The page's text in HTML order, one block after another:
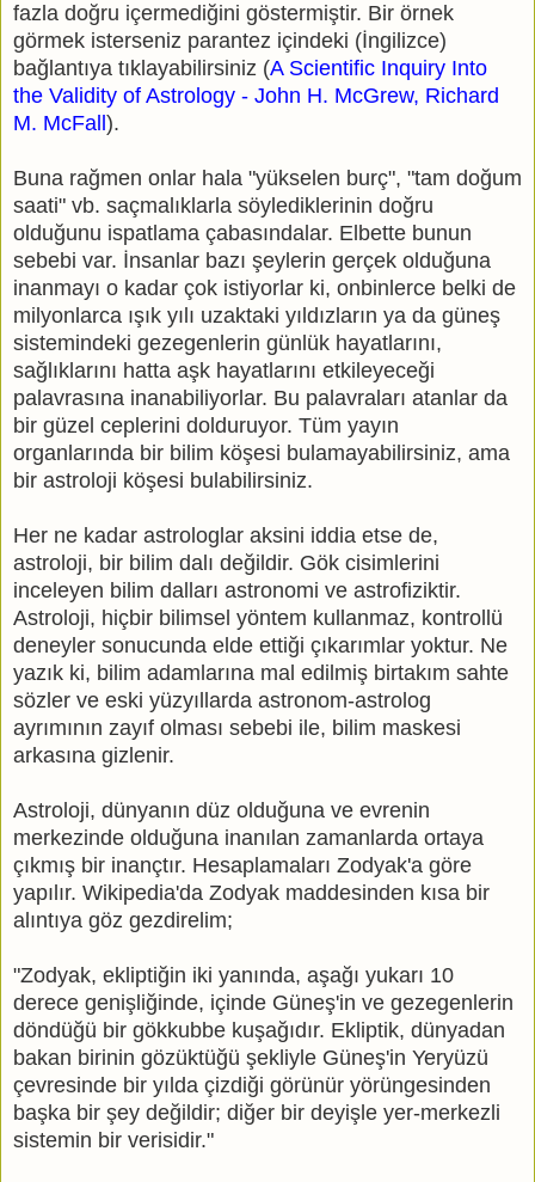
fazla doğru içermediğini göstermiştir. Bir örnek
görmek isterseniz parantez içindeki (İngilizce)
bağlantıya tıklayabilirsiniz (A Scientific Inquiry Into
the Validity of Astrology - John H. McGrew, Richard
M. McFall ).
Buna rağmen onlar hala "yükselen burç", "tam doğum
saati" vb. saçmalıklarla söylediklerinin doğru
olduğunu ispatlama çabasındalar. Elbette bunun
sebebi var. İnsanlar bazı şeylerin gerçek olduğuna
inanmayı o kadar çok istiyorlar ki, onbinlerce belki de
milyonlarca ışık yılı uzaktaki yıldızların ya da güneş
sistemindeki gezegenlerin günlük hayatlarını,
sağlıklarını hatta aşk hayatlarını etkileyeceği
palavrasına inanabiliyorlar. Bu palavraları atanlar da
bir güzel ceplerini dolduruyor. Tüm yayın
organlarında bir bilim köşesi bulamayabilirsiniz, ama
bir astroloji köşesi bulabilirsiniz.
Her ne kadar astrologlar aksini iddia etse de,
astroloji, bir bilim dalı değildir. Gök cisimlerini
inceleyen bilim dalları astronomi ve astrofiziktir.
Astroloji, hiçbir bilimsel yöntem kullanmaz, kontrollü
deneyler sonucunda elde ettiği çıkarımlar yoktur. Ne
yazık ki, bilim adamlarına mal edilmiş birtakım sahte
sözler ve eski yüzyıllarda astronom-astrolog
ayrımının zayıf olması sebebi ile, bilim maskesi
arkasına gizlenir.
Astroloji, dünyanın düz olduğuna ve evrenin
merkezinde olduğuna inanılan zamanlarda ortaya
çıkmış bir inançtır. Hesaplamaları Zodyak'a göre
yapılır. Wikipedia'da Zodyak maddesinden kısa bir
alıntıya göz gezdirelim;
"Zodyak, ekliptiğin iki yanında, aşağı yukarı 10
derece genişliğinde, içinde Güneş'in ve gezegenlerin
döndüğü bir gökkubbe kuşağıdır. Ekliptik, dünyadan
bakan birinin gözüktüğü şekliyle Güneş'in Yeryüzü
çevresinde bir yılda çizdiği görünür yörüngesinden
başka bir şey değildir; diğer bir deyişle yer-merkezli
sistemin bir verisidir."